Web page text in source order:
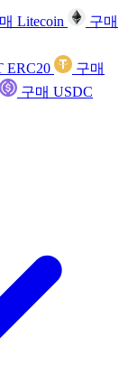
Litecoin
구매
ERC20
구매
구매 USDC